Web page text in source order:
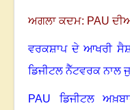
ਅਗਲਾ ਕਦਮ: PAU
ਵਰਕਸ਼ਾਪ ਦੇ ਆਖਰੀ
ਡਿਜੀਟਲ ਨੈੱਟਵਰਕ ਨਾਲ
PAU ਡਿਜੀਟਲ